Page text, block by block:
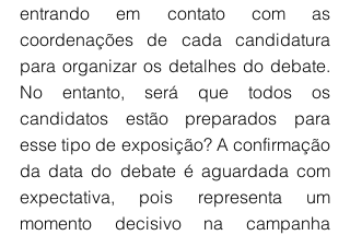
entrando em contato com as
coordenações de cada candidatura
para organizar os detalhes do debate.
No entanto, será que todos os
candidatos estão preparados para
esse tipo de exposição? A confirmação
da data do debate é aguardada com
expectativa, pois representa um
momento decisivo na campanha